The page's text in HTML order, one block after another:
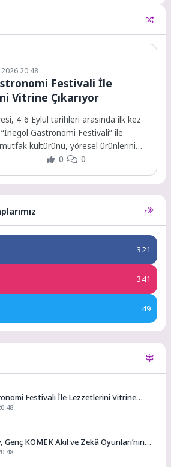
20:48
Festivali İle
Vitrine Çıkarıyor
4-6 Eylül tarihleri arasında ilk kez
Gastronomi Festivali” ile
kültürünü, yöresel ürünlerini
0 0
321
341
49
Festivali İle Lezzetlerini Vitrine
KOMEK Akıl ve Zekâ Oyunları’nın
Heyecanını Paylaştı